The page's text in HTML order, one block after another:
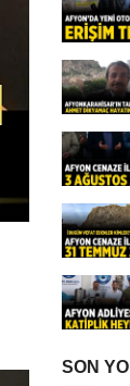
SON